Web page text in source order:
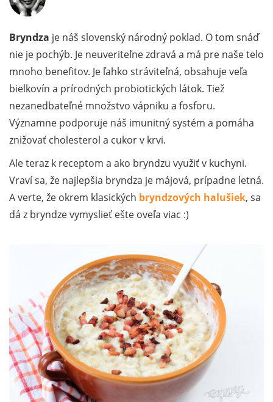
Bryndza je náš slovenský národný poklad. O tom snáď
nie je pochýb. Je neuveriteľne zdravá a má pre naše telo
mnoho benefitov. Je ľahko stráviteľná, obsahuje veľa
bielkovín a prírodných probiotických látok. Tiež
nezanedbateľné množstvo vápniku a fosforu.
Významne podporuje náš imunitný systém a pomáha
znižovať cholesterol a cukor v krvi.
Ale teraz k receptom a ako bryndzu využiť v kuchyni.
Vraví sa, že najlepšia bryndza je májová, prípadne letná.
A verte, že okrem klasických bryndzových halušiek, sa
dá z bryndze vymyslieť ešte oveľa viac :)